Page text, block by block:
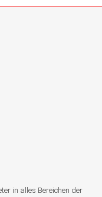
in alles Bereichen der